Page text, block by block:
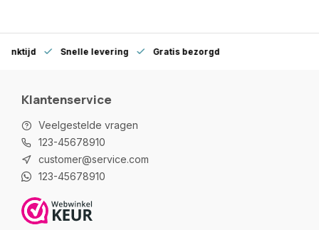
Snelle levering Gratis bezorgd
Klantenservice
Veelgestelde vragen
123-45678910
customer@service.com
123-45678910